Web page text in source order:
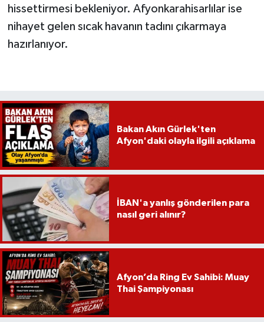
hissettirmesi bekleniyor. Afyonkarahisarlılar ise
nihayet gelen sıcak havanın tadını çıkarmaya
hazırlanıyor.
Bakan Akın Gürlek'ten
Afyon'daki olayla ilgili açıklama
İBAN'a yanlış gönderilen para
nasıl geri alınır?
Afyon’da Ring Ev Sahibi: Muay
Thai Şampiyonası